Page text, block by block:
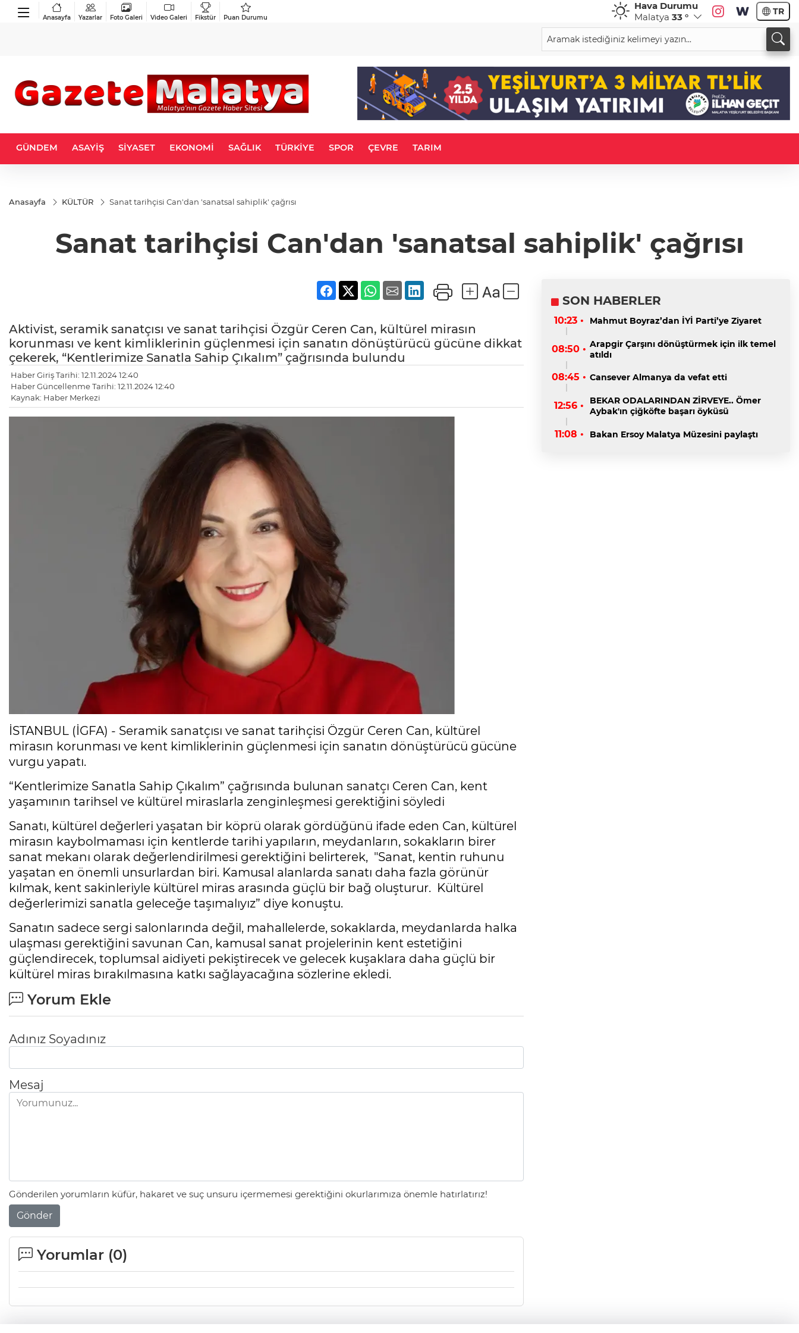
Anasayfa Yazarlar Foto Galeri Video Galeri Fikstür Puan Durumu
Hava Durumu
Malatya 33 ° TR
GÜNDEM ASAYİŞ SİYASET EKONOMİ SAĞLIK TÜRKİYE SPOR ÇEVRE TARIM
Anasayfa KÜLTÜR Sanat tarihçisi Can'dan 'sanatsal sahiplik' çağrısı
Sanat tarihçisi Can'dan 'sanatsal sahiplik' çağrısı
Aktivist, seramik sanatçısı ve sanat tarihçisi Özgür Ceren Can, kültürel mirasın
korunması ve kent kimliklerinin güçlenmesi için sanatın dönüştürücü gücüne dikkat
çekerek, “Kentlerimize Sanatla Sahip Çıkalım” çağrısında bulundu
Haber Giriş Tarihi: 12.11.2024 12:40
Haber Güncellenme Tarihi: 12.11.2024 12:40
Kaynak: Haber Merkezi
İSTANBUL (İGFA) - Seramik sanatçısı ve sanat tarihçisi Özgür Ceren Can, kültürel
mirasın korunması ve kent kimliklerinin güçlenmesi için sanatın dönüştürücü gücüne
vurgu yapatı.
“Kentlerimize Sanatla Sahip Çıkalım” çağrısında bulunan sanatçı Ceren Can, kent
yaşamının tarihsel ve kültürel miraslarla zenginleşmesi gerektiğini söyledi
Sanatı, kültürel değerleri yaşatan bir köprü olarak gördüğünü ifade eden Can, kültürel
mirasın kaybolmaması için kentlerde tarihi yapıların, meydanların, sokakların birer
sanat mekanı olarak değerlendirilmesi gerektiğini belirterek, "Sanat, kentin ruhunu
yaşatan en önemli unsurlardan biri. Kamusal alanlarda sanatı daha fazla görünür
kılmak, kent sakinleriyle kültürel miras arasında güçlü bir bağ oluşturur. Kültürel
değerlerimizi sanatla geleceğe taşımalıyız” diye konuştu.
Sanatın sadece sergi salonlarında değil, mahallelerde, sokaklarda, meydanlarda halka
ulaşması gerektiğini savunan Can, kamusal sanat projelerinin kent estetiğini
güçlendirecek, toplumsal aidiyeti pekiştirecek ve gelecek kuşaklara daha güçlü bir
kültürel miras bırakılmasına katkı sağlayacağına sözlerine ekledi.
Yorum Ekle
Adınız Soyadınız
Mesaj
Gönderilen yorumların küfür, hakaret ve suç unsuru içermemesi gerektiğini okurlarımıza önemle hatırlatırız!
Gönder
Yorumlar (0)
SON HABERLER
10:23 • Mahmut Boyraz’dan İYİ Parti’ye Ziyaret
08:50 • Arapgir Çarşını dönüştürmek için ilk temel
atıldı
08:45 • Cansever Almanya da vefat etti
12:56 •
BEKAR ODALARINDAN ZİRVEYE.. Ömer
Aybak'ın çiğköfte başarı öyküsü
11:08 • Bakan Ersoy Malatya Müzesini paylaştı